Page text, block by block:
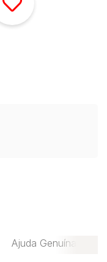
Ajuda Genuína